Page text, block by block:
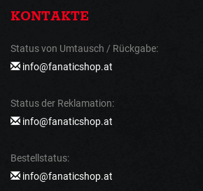
KONTAKTE
Status von Umtausch / Rückgabe:
info@fanaticshop.at
Status der Reklamation:
info@fanaticshop.at
Bestellstatus:
info@fanaticshop.at